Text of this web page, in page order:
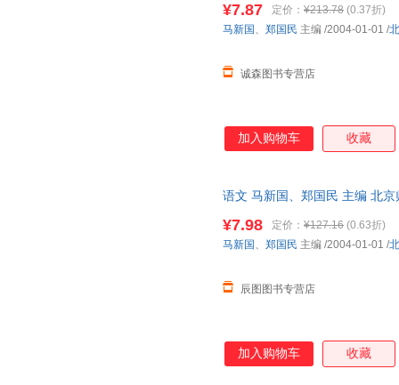
上贴近现实、贴近生活、贴近
读者喜闻乐见。因此，历经20
¥7.87 定价： ¥213.78 (0.37折)
诚森图书专营店
马新国 、 郑国民 主编 /2004-01-01 /
加入购物车 收藏
语文 马新国、郑国民 主编 北
¥7.98 定价： ¥127.16 (0.63折)
辰图图书专营店
马新国 、 郑国民 主编 /2004-01-01 /
加入购物车 收藏